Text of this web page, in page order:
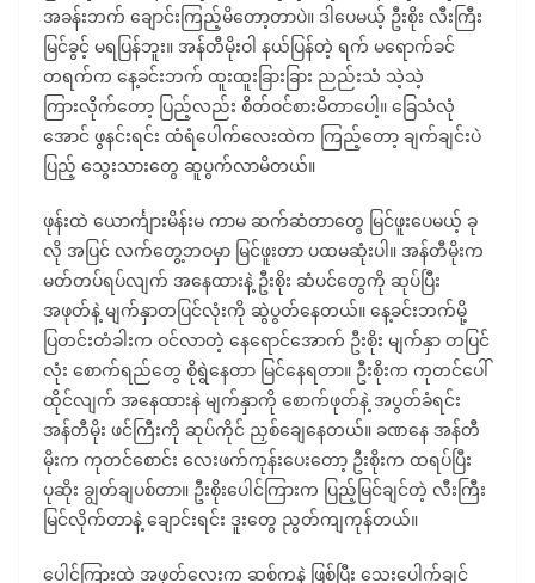
အခန်းဘက် ချောင်းကြည့်မိတော့တာပဲ။ ဒါပေမယ့် ဦးစိုး လီးကြီး
မြင်ခွင့် မရပြန်ဘူး။ အန်တီမိုးဝါ နယ်ပြန်တဲ့ ရက် မရောက်ခင်
တရက်က နေ့ခင်းဘက် ထူးထူးခြားခြား ညည်းသံ သဲ့သဲ့
ကြားလိုက်တော့ ပြည့်လည်း စိတ်ဝင်စားမိတာပေါ့။ ခြေသံလုံ
အောင် ဖွနင်းရင်း ထံရံပေါက်လေးထဲက ကြည့်တော့ ချက်ချင်းပဲ
ပြည့် သွေးသားတွေ ဆူပွက်လာမိတယ်။
ဖုန်းထဲ ယောင်္ကျားမိန်းမ ကာမ ဆက်ဆံတာတွေ မြင်ဖူးပေမယ့် ခု
လို အပြင် လက်တွေ့ဘဝမှာ မြင်ဖူးတာ ပထမဆုံးပါ။ အန်တီမိုးက
မတ်တပ်ရပ်လျက် အနေထားနဲ့ ဦးစိုး ဆံပင်တွေကို ဆုပ်ပြီး
အဖုတ်နဲ့ မျက်နှာတပြင်လုံးကို ဆွဲပွတ်နေတယ်။ နေ့ခင်းဘက်မို့
ပြတင်းတံခါးက ဝင်လာတဲ့ နေရောင်အောက် ဦးစိုး မျက်နှာ တပြင်
လုံး စောက်ရည်တွေ စိုရွဲနေတာ မြင်နေရတာ။ ဦးစိုးက ကုတင်ပေါ်
ထိုင်လျက် အနေထားနဲ မျက်နှာကို စောက်ဖုတ်နဲ့ အပွတ်ခံရင်း
အန်တီမိုး ဖင်ကြီးကို ဆုပ်ကိုင် ညှစ်ချေနေတယ်။ ခဏနေ အန်တီ
မိုးက ကုတင်စောင်း လေးဖက်ကုန်းပေးတော့ ဦးစိုးက ထရပ်ပြီး
ပုဆိုး ချွတ်ချပစ်တာ။ ဦးစိုးပေါင်ကြားက ပြည့်မြင်ချင်တဲ့ လီးကြီး
မြင်လိုက်တာနဲ့ ချောင်းရင်း ဒူးတွေ ညွတ်ကျကုန်တယ်။
ပေါင်ကြားထဲ အဖုတ်လေးက ဆစ်ကနဲ့ ဖြစ်ပြီး သေးပေါက်ချင်